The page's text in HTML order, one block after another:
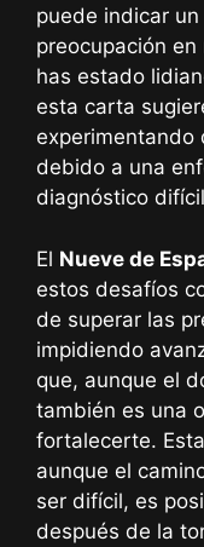
puede indicar
preocupación
has estado
esta carta
experimentando
debido a una
diagnóstico
El Nueve de
estos desafíos
de superar las
impidiendo
que, aunque el
también es una
fortalecerte.
aunque el
ser difícil, es
después de la